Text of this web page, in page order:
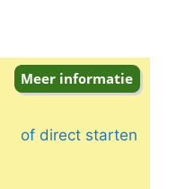
of direct starten